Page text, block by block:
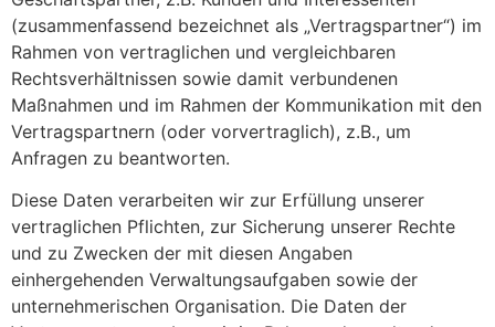
(zusammenfassend bezeichnet als „Vertragspartner“) im
Rahmen von vertraglichen und vergleichbaren
Rechtsverhältnissen sowie damit verbundenen
Maßnahmen und im Rahmen der Kommunikation mit den
Vertragspartnern (oder vorvertraglich), z.B., um
Anfragen zu beantworten.
Diese Daten verarbeiten wir zur Erfüllung unserer
vertraglichen Pflichten, zur Sicherung unserer Rechte
und zu Zwecken der mit diesen Angaben
einhergehenden Verwaltungsaufgaben sowie der
unternehmerischen Organisation. Die Daten der